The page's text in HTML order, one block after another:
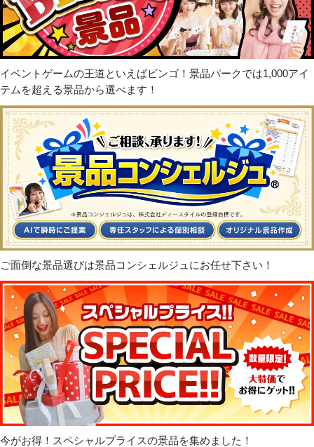
イベントゲームの王道といえばビンゴ！景品パークでは1,000アイ
テムを超える景品から選べます！
ご面倒な景品選びは景品コンシェルジュにお任せ下さい！
今がお得！スペシャルプライスの景品を集めました！